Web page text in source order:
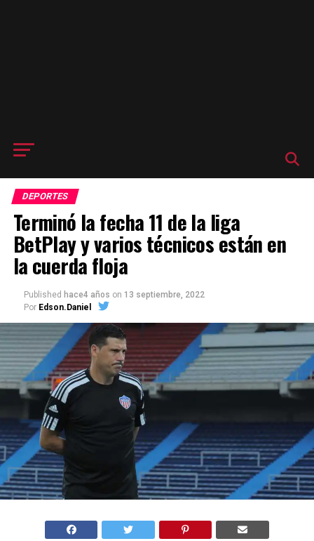
DEPORTES
Terminó la fecha 11 de la liga
BetPlay y varios técnicos están en
la cuerda floja
Published hace4 años on 13 septiembre, 2022
Por Edson.Daniel